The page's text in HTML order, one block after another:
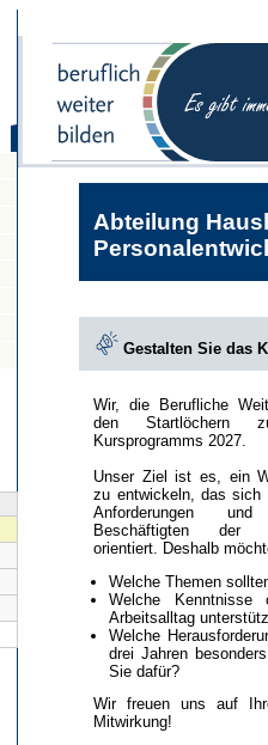
Abteilung
Gestalten Sie das
Wir, die Berufliche
den Startlöchern
Kursprogramms 2027.
Unser Ziel ist es, ein
zu entwickeln, das sich
Anforderungen
Beschäftigten der
orientiert. Deshalb
Welche Themen
Welche
Arbeitsalltag
Welche
drei Jahren
Sie dafür?
Wir freuen uns auf
Mitwirkung!